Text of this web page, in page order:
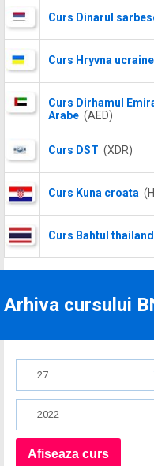
Curs Dinarul
Curs Hryvna
Curs Dirhamul
Arabe (AED)
Curs DST (XDR)
Curs Kuna croata
Curs Bahtul
Arhiva cursului
27
2022